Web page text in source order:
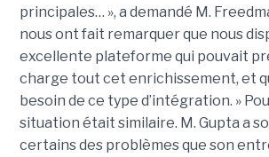
principales… », a demandé M.
nous ont fait remarquer que nous
excellente plateforme qui pouvait
charge tout cet enrichissement, et
besoin de ce type d’intégration. »
situation était similaire. M. Gupta a
certains des problèmes que son